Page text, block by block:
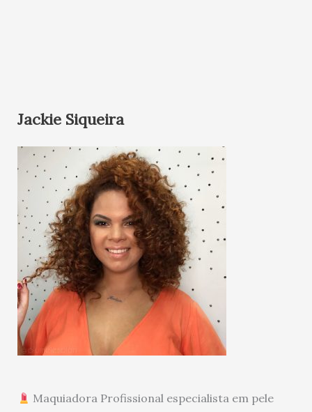
Jackie Siqueira
Maquiadora Profissional especialista em pele